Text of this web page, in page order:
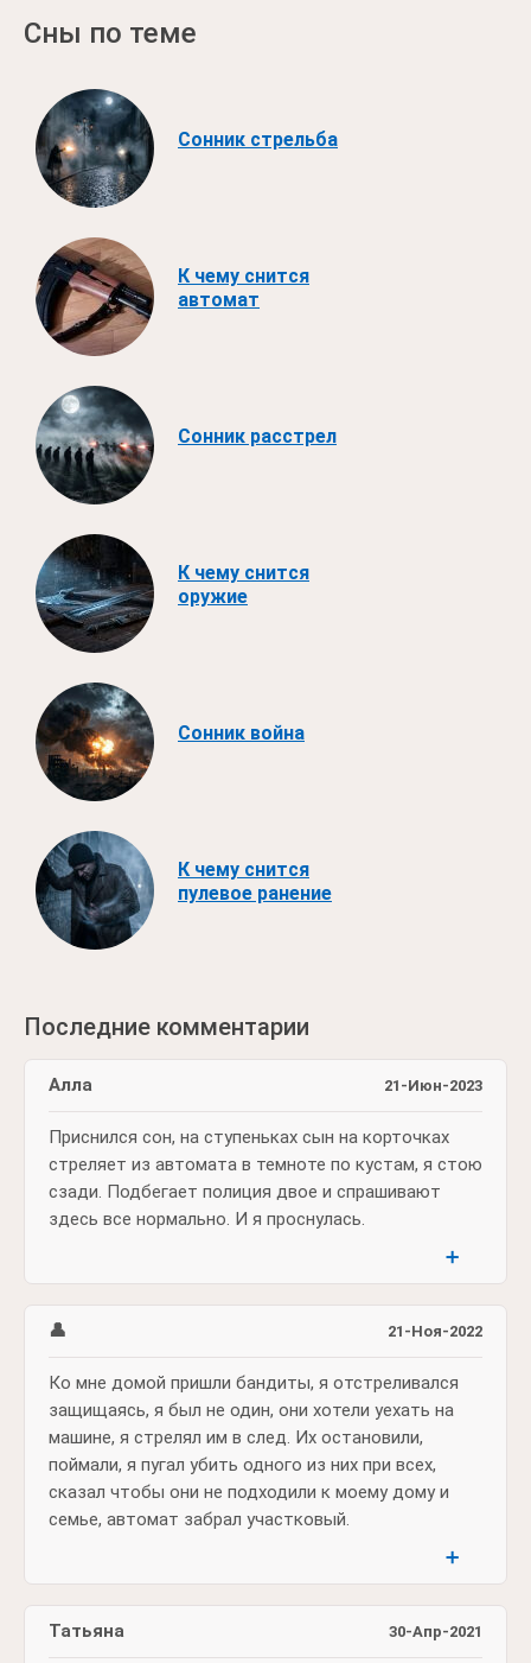
Сны по теме
Сонник стрельба
К чему снится
автомат
Сонник расстрел
К чему снится
оружие
Сонник война
К чему снится
пулевое ранение
Последние комментарии
21-Июн-2023
Алла
Приснился сон, на ступеньках сын на корточках
стреляет из автомата в темноте по кустам, я стою
сзади. Подбегает полиция двое и спрашивают
здесь все нормально. И я проснулась.
➕
21-Ноя-2022
👤
Ко мне домой пришли бандиты, я отстреливался
защищаясь, я был не один, они хотели уехать на
машине, я стрелял им в след. Их остановили,
поймали, я пугал убить одного из них при всех,
сказал чтобы они не подходили к моему дому и
семье, автомат забрал участковый.
➕
30-Апр-2021
Татьяна